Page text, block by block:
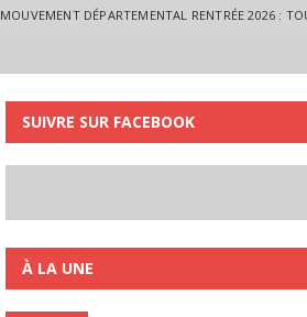
MOUVEMENT DÉPARTEMENTAL RENTRÉE 2026 :
SUIVRE SUR FACEBOOK
À LA UNE